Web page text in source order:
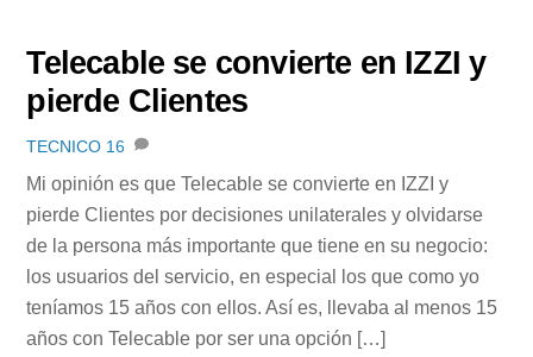
Telecable se convierte en IZZI y
pierde Clientes
TECNICO 16
Mi opinión es que Telecable se convierte en IZZI y
pierde Clientes por decisiones unilaterales y olvidarse
de la persona más importante que tiene en su negocio:
los usuarios del servicio, en especial los que como yo
teníamos 15 años con ellos. Así es, llevaba al menos 15
años con Telecable por ser una opción […]